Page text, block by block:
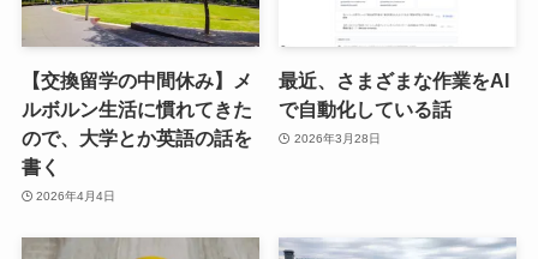
【交換留学の中間休み】メ
ルボルン生活に慣れてきた
ので、大学とか英語の話を
書く
2026年4月4日
最近、さまざまな作業をAI
で自動化している話
2026年3月28日